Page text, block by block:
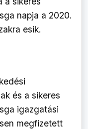
napja a 2020.
esik.
és a sikeres
igazgatási
megfizetett